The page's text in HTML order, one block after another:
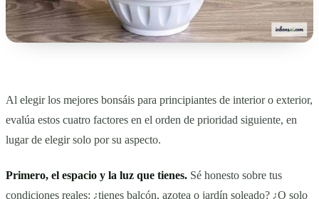
Al elegir los mejores bonsáis para principiantes de interior o exterior,
evalúa estos cuatro factores en el orden de prioridad siguiente, en
lugar de elegir solo por su aspecto.
Primero, el espacio y la luz que tienes. Sé honesto sobre tus
condiciones reales: ¿tienes balcón, azotea o jardín soleado? ¿O solo